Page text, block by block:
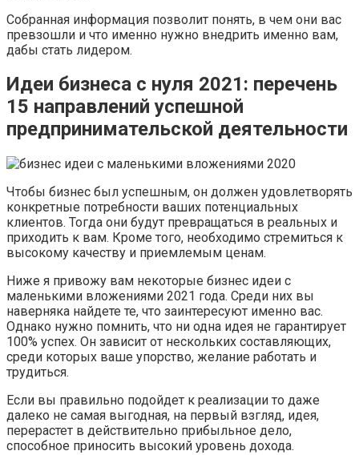
Собранная информация позволит понять, в чем они вас
превзошли и что именно нужно внедрить именно вам,
дабы стать лидером.
Идеи бизнеса с нуля 2021: перечень
15 направлений успешной
предпринимательской деятельности
Чтобы бизнес был успешным, он должен удовлетворять
конкретные потребности ваших потенциальных
клиентов. Тогда они будут превращаться в реальных и
приходить к вам. Кроме того, необходимо стремиться к
высокому качеству и приемлемым ценам.
Ниже я привожу вам некоторые бизнес идеи с
маленькими вложениями 2021 года. Среди них вы
наверняка найдете те, что заинтересуют именно вас.
Однако нужно помнить, что ни одна идея не гарантирует
100% успех. Он зависит от нескольких составляющих,
среди которых ваше упорство, желание работать и
трудиться.
Если вы правильно подойдет к реализации то даже
далеко не самая выгодная, на первый взгляд, идея,
перерастет в действительно прибыльное дело,
способное приносить высокий уровень дохода.